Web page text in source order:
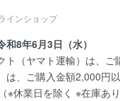
インショップ
和8年6月3日（水）
ト（ヤマト運輸）は、
は、ご購入金額2,000円
（※休業日を除く ※在庫あ